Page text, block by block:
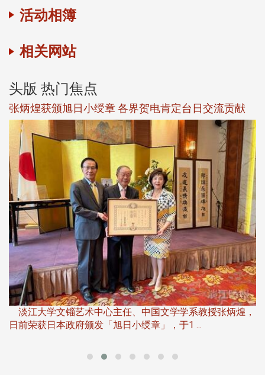
活动相簿
相关网站
头版 热门焦点
张炳煌获颁旭日小绶章 各界贺电肯定台日交流贡献
淡江大学文锱艺术中心主任、中国文学学系教授张炳煌，
日前荣获日本政府颁发「旭日小绶章」，于1 ...